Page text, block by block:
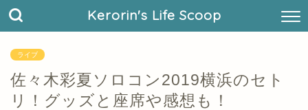
Kerorin's Life Scoop
ライブ
佐々木彩夏ソロコン2019横浜のセト
リ！グッズと座席や感想も！